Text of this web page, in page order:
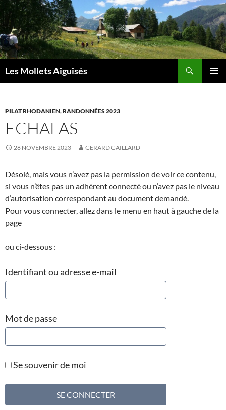
Aller
au
contenu
Les Mollets Aiguisés
PILAT RHODANIEN,RANDONNÉES 2023
ECHALAS
28 NOVEMBRE 2023 GERARD GAILLARD
Désolé, mais vous n’avez pas la permission de voir ce contenu,
si vous n’êtes pas un adhérent connecté ou n’avez pas le niveau
d’autorisation correspondant au document demandé.
Pour vous connecter, allez dans le menu en haut à gauche de la
page
ou ci-dessous :
Identifiant ou adresse e-mail
Mot de passe
Se souvenir de moi